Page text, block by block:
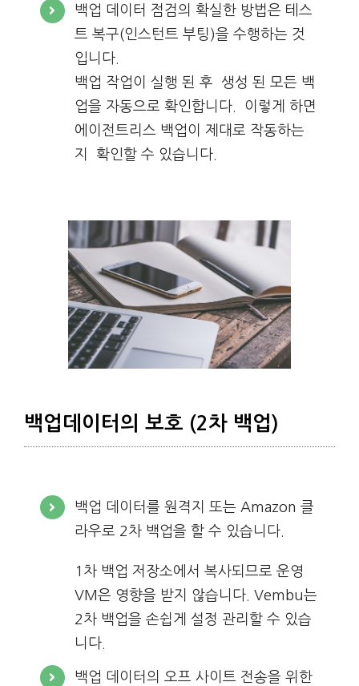
백업 데이터 점검의 확실한 방법은 테스
트 복구(인스턴트 부팅)을 수행하는 것
입니다.
백업 작업이 실행 된 후 생성 된 모든 백
업을 자동으로 확인합니다. 이렇게 하면
에이전트리스 백업이 제대로 작동하는
지 확인할 수 있습니다.
백업데이터의 보호 (2차 백업)
백업 데이터를 원격지 또는 Amazon 클
라우로 2차 백업을 할 수 있습니다.
1차 백업 저장소에서 복사되므로 운영
VM은 영향을 받지 않습니다. Vembu는
2차 백업을 손쉽게 설정 관리할 수 있습
니다.
백업 데이터의 오프 사이트 전송을 위한